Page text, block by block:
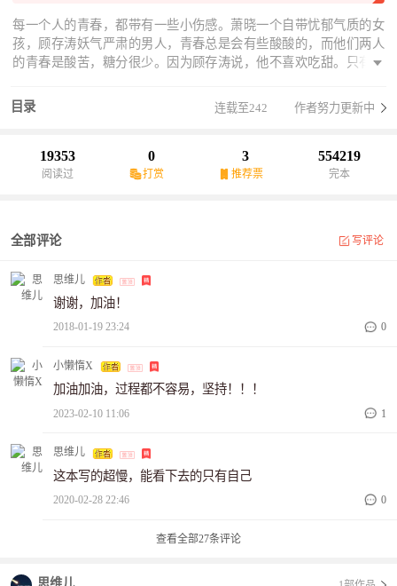
每一个人的青春，都带有一些小伤感。萧晓一个自带忧郁气质的女
孩，顾存涛妖气严肃的男人，青春总是会有些酸酸的，而他们两人
的青春是酸苦，糖分很少。因为顾存涛说，他不喜欢吃甜。只有他
目录
连载至242 作者努力更新中
19353
阅读过
0
打赏
3
推荐票
554219
完本
全部评论 写评论
思维儿
谢谢，加油！
2018-01-19 23:24 0
小懒惰X
加油加油，过程都不容易，坚持！！！
2023-02-10 11:06 1
思维儿
这本写的超慢，能看下去的只有自己
2020-02-28 22:46 0
查看全部27条评论
思维儿